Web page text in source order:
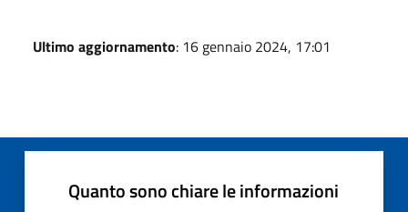
Ultimo aggiornamento: 16 gennaio 2024, 17:01
Quanto sono chiare le informazioni